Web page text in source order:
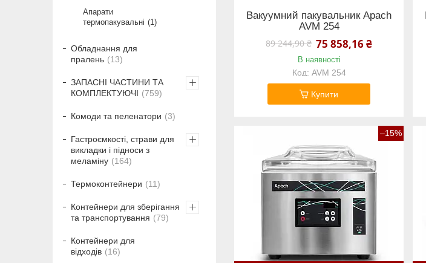
Вакуумний пакувальник Apach
AVM 254
89 244,90 ₴ 75 858,16 ₴
В наявності
AVM 254
Купити
–15%
Апарати
термопакувальні
1
Обладнання для
пралень
13
ЗАПАСНІ ЧАСТИНИ ТА
КОМПЛЕКТУЮЧІ
759
Комоди та пеленатори 3
Гастроємкості, страви для
викладки і підноси з
меламіну
164
Термоконтейнери 11
Контейнери для зберігання
та транспортування
79
Контейнери для
відходів
16